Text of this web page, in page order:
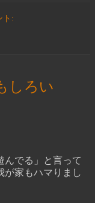
ト:
しろい
んでる」と言って
が家もハマりまし